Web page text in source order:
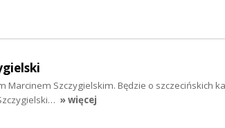
Marcinem Szczygielskim. Będzie o szczecińskich
» więcej